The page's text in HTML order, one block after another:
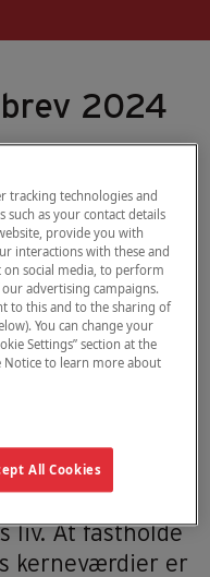
2024
HemoCue, er
vores
på
integritet,
med
og sans for
til en betroet
– med
liv. At fastholde
kerneværdier er
tracking technologies and
as your contact details
provide you with
interactions with these and
social media, to perform
advertising campaigns.
to this and to the sharing of
You can change your
Settings” section at the
Notice to learn more about
All Cookies